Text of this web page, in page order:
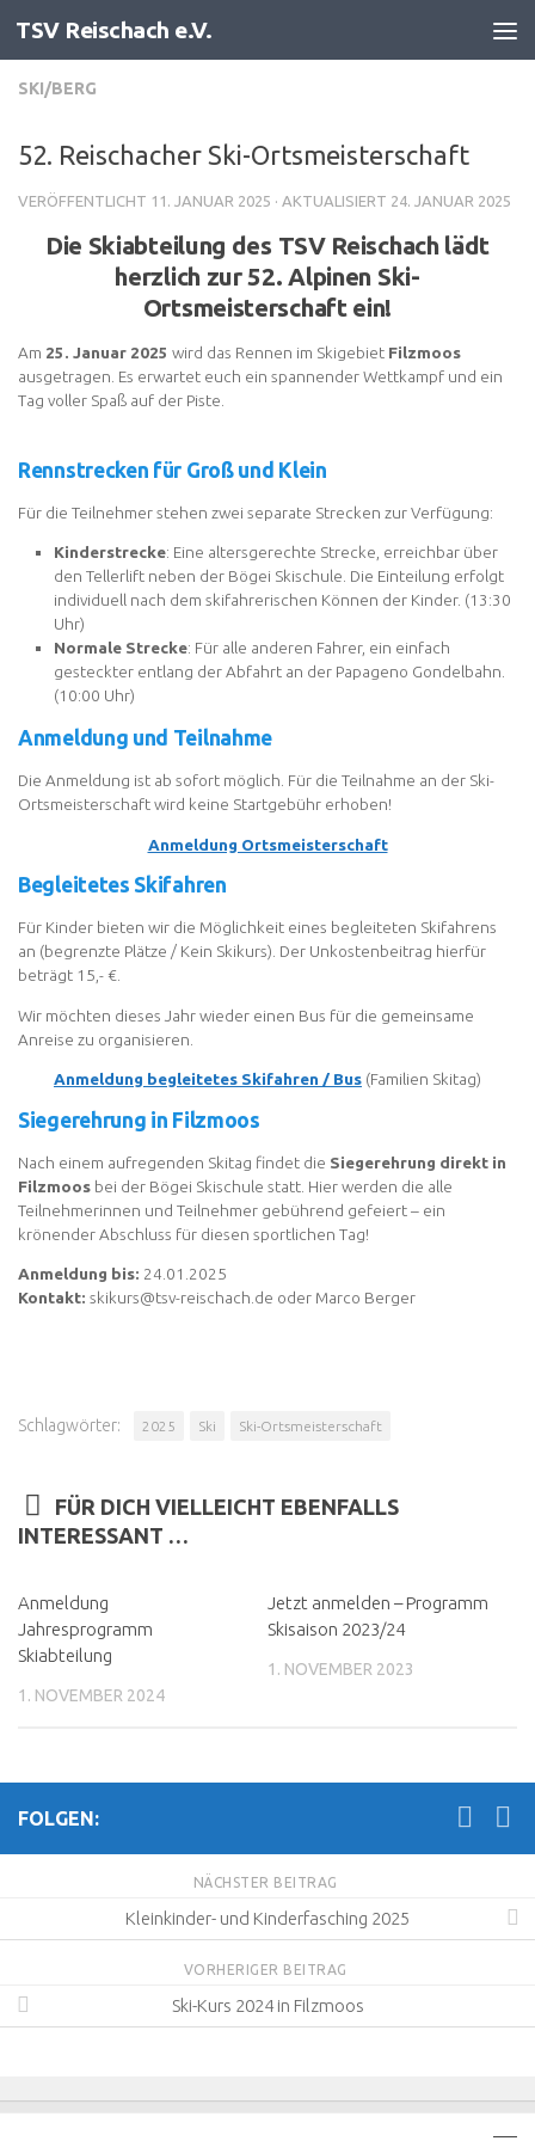
Zum Inhalt springen
TSV Reischach e.V.
SKI/BERG
52. Reischacher Ski-Ortsmeisterschaft
VERÖFFENTLICHT 11. JANUAR 2025 · AKTUALISIERT 24. JANUAR 2025
Die Skiabteilung des TSV Reischach lädt
herzlich zur 52. Alpinen Ski-
Ortsmeisterschaft ein!
Am 25. Januar 2025 wird das Rennen im Skigebiet Filzmoos
ausgetragen. Es erwartet euch ein spannender Wettkampf und ein
Tag voller Spaß auf der Piste.
Rennstrecken für Groß und Klein
Für die Teilnehmer stehen zwei separate Strecken zur Verfügung:
Kinderstrecke: Eine altersgerechte Strecke, erreichbar über
den Tellerlift neben der Bögei Skischule. Die Einteilung erfolgt
individuell nach dem skifahrerischen Können der Kinder. (13:30
Uhr)
Normale Strecke: Für alle anderen Fahrer, ein einfach
gesteckter entlang der Abfahrt an der Papageno Gondelbahn.
(10:00 Uhr)
Anmeldung und Teilnahme
Die Anmeldung ist ab sofort möglich. Für die Teilnahme an der Ski-
Ortsmeisterschaft wird keine Startgebühr erhoben!
Anmeldung Ortsmeisterschaft
Begleitetes Skifahren
Für Kinder bieten wir die Möglichkeit eines begleiteten Skifahrens
an (begrenzte Plätze / Kein Skikurs). Der Unkostenbeitrag hierfür
beträgt 15,- €.
Wir möchten dieses Jahr wieder einen Bus für die gemeinsame
Anreise zu organisieren.
Anmeldung begleitetes Skifahren / Bus (Familien Skitag)
Siegerehrung in Filzmoos
Nach einem aufregenden Skitag findet die Siegerehrung direkt in
Filzmoos bei der Bögei Skischule statt. Hier werden die alle
Teilnehmerinnen und Teilnehmer gebührend gefeiert – ein
krönender Abschluss für diesen sportlichen Tag!
Anmeldung bis: 24.01.2025
Kontakt: skikurs@tsv-reischach.de oder Marco Berger
Schlagwörter: 2025 Ski Ski-Ortsmeisterschaft
FÜR DICH VIELLEICHT EBENFALLS
INTERESSANT …
Anmeldung
Jahresprogramm
Skiabteilung
1. NOVEMBER 2024
Jetzt anmelden – Programm
Skisaison 2023/24
1. NOVEMBER 2023
FOLGEN:
NÄCHSTER BEITRAG
Kleinkinder- und Kinderfasching 2025
VORHERIGER BEITRAG
Ski-Kurs 2024 in Filzmoos